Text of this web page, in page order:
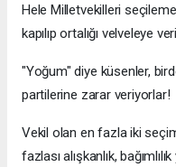
Hele Milletvekilleri
kapılıp ortalığı velveleye
"Yoğum" diye küsenler,
partilerine zarar veriyorlar!
Vekil olan en fazla iki
fazlası alışkanlık,